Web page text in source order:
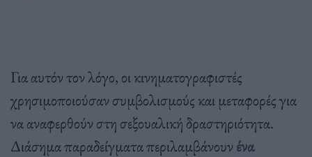
Για αυτόν τον λόγο, οι κινηματογραφιστές
χρησιμοποιούσαν συμβολισμούς και μεταφορές για
να αναφερθούν στη σεξουαλική δραστηριότητα.
Διάσημα παραδείγματα περιλαμβάνουν ένα